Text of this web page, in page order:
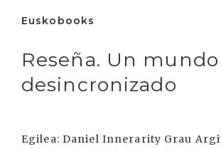
Euskobooks
Reseña. Un mundo
desincronizado
Egilea: Daniel Innerarity Grau